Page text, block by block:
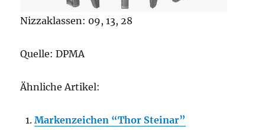
Nizzaklassen: 09, 13, 28
Quelle: DPMA
Ähnliche Artikel:
Markenzeichen “Thor Steinar”